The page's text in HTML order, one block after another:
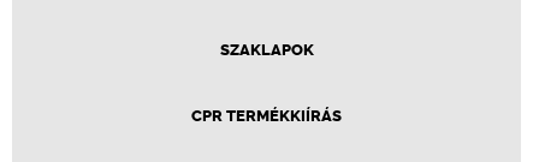
SZAKLAPOK
CPR TERMÉKKIÍRÁS